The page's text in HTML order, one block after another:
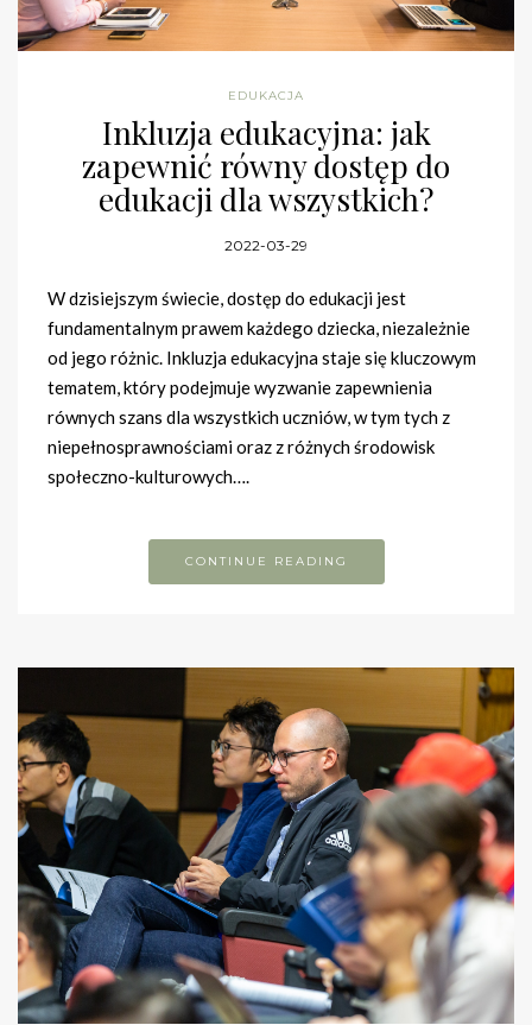
EDUKACJA
Inkluzja edukacyjna: jak
zapewnić równy dostęp do
edukacji dla wszystkich?
2022-03-29
W dzisiejszym świecie, dostęp do edukacji jest
fundamentalnym prawem każdego dziecka, niezależnie
od jego różnic. Inkluzja edukacyjna staje się kluczowym
tematem, który podejmuje wyzwanie zapewnienia
równych szans dla wszystkich uczniów, w tym tych z
niepełnosprawnościami oraz z różnych środowisk
społeczno-kulturowych….
CONTINUE READING